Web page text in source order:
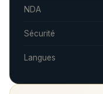
NDA
Sécurité
Langues